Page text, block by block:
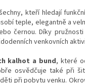
kteří hledají
teple, elegantně a
černou. Díky
venkovních
kalhot a bund, které
osvědčuje také při
při pobytu venku.